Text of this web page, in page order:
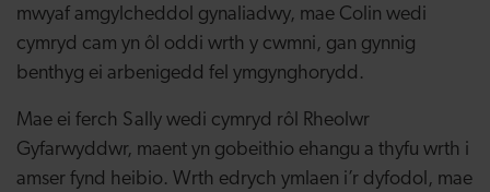
mwyaf amgylcheddol gynaliadwy, mae Colin wedi
cymryd cam yn ôl oddi wrth y cwmni, gan gynnig
benthyg ei arbenigedd fel ymgynghorydd.
Mae ei ferch Sally wedi cymryd rôl Rheolwr
Gyfarwyddwr, maent yn gobeithio ehangu a thyfu wrth i
amser fynd heibio. Wrth edrych ymlaen i’r dyfodol, mae